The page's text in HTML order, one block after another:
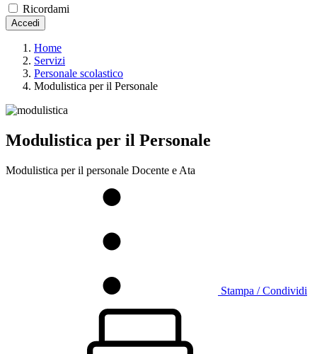
Ricordami
Accedi
Home
Servizi
Personale scolastico
Modulistica per il Personale
Modulistica per il Personale
Modulistica per il personale Docente e Ata
Stampa / Condividi